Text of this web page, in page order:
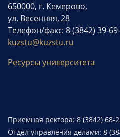
650000, г. Кемерово,
ул. Весенняя, 28
Телефон/факс: 8 (3842) 39-
kuzstu@kuzstu.ru
Ресурсы университета
Приемная ректора: 8 (3842) 68-
Отдел управления делами: 8